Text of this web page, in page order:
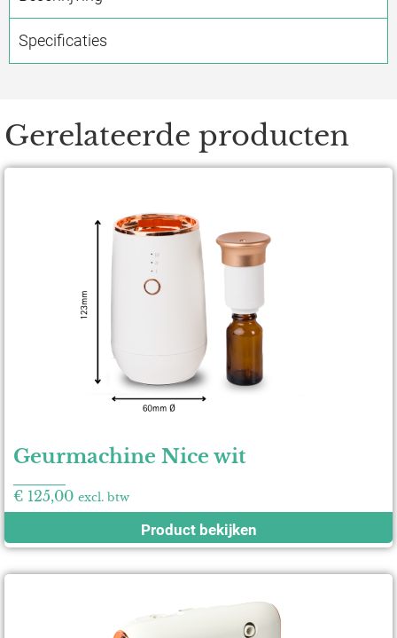
Specificaties
Gerelateerde producten
Geurmachine Nice wit
€ 125,00 excl. btw
Product bekijken